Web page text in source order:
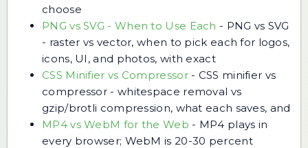
choose
PNG vs SVG - When to Use Each - PNG vs SVG
- raster vs vector, when to pick each for logos,
icons, UI, and photos, with exact
CSS Minifier vs Compressor- CSS minifier vs
compressor - whitespace removal vs
gzip/brotli compression, what each saves, and
MP4 vs WebM for the Web - MP4 plays in
every browser; WebM is 20-30 percent